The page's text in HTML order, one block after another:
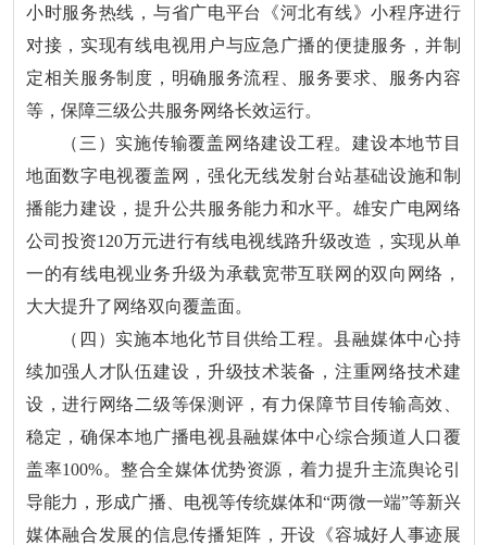
小时服务热线，与省广电平台《河北有线》小程序进行
对接，实现有线电视用户与应急广播的便捷服务，并制
定相关服务制度，明确服务流程、服务要求、服务内容
等，保障三级公共服务网络长效运行。
（三）实施传输覆盖网络建设工程。建设本地节目
地面数字电视覆盖网，强化无线发射台站基础设施和制
播能力建设，提升公共服务能力和水平。雄安广电网络
公司投资120万元进行有线电视线路升级改造，实现从单
一的有线电视业务升级为承载宽带互联网的双向网络，
大大提升了网络双向覆盖面。
（四）实施本地化节目供给工程。县融媒体中心持
续加强人才队伍建设，升级技术装备，注重网络技术建
设，进行网络二级等保测评，有力保障节目传输高效、
稳定，确保本地广播电视县融媒体中心综合频道人口覆
盖率100%。整合全媒体优势资源，着力提升主流舆论引
导能力，形成广播、电视等传统媒体和“两微一端”等新兴
媒体融合发展的信息传播矩阵，开设《容城好人事迹展